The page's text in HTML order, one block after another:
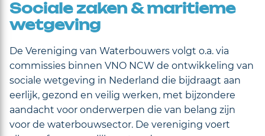
Sociale zaken & maritieme
wetgeving
De Vereniging van Waterbouwers volgt o.a. via
commissies binnen VNO NCW de ontwikkeling van
sociale wetgeving in Nederland die bijdraagt aan
eerlijk, gezond en veilig werken, met bijzondere
aandacht voor onderwerpen die van belang zijn
voor de waterbouwsector. De vereniging voert